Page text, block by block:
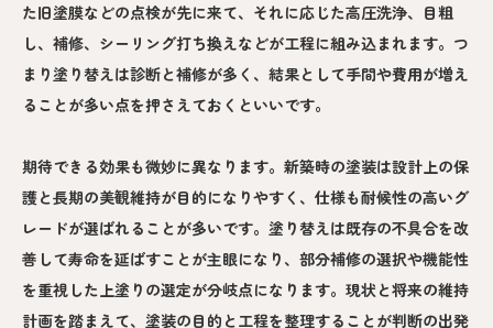
た旧塗膜などの点検が先に来て、それに応じた高圧洗浄、目粗
し、補修、シーリング打ち換えなどが工程に組み込まれます。つ
まり塗り替えは診断と補修が多く、結果として手間や費用が増え
ることが多い点を押さえておくといいです。
期待できる効果も微妙に異なります。新築時の塗装は設計上の保
護と長期の美観維持が目的になりやすく、仕様も耐候性の高いグ
レードが選ばれることが多いです。塗り替えは既存の不具合を改
善して寿命を延ばすことが主眼になり、部分補修の選択や機能性
を重視した上塗りの選定が分岐点になります。現状と将来の維持
計画を踏まえて、塗装の目的と工程を整理することが判断の出発